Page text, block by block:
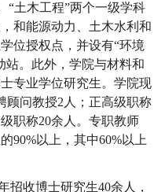
“土木工程”两个一级学科
和能源动力、土木水利和
位授权点，并设有“环境
站。此外，学院与材料和
专业学位研究生。学院现
顾问教授2 人；正高级职称
职称20余人。专职教师
90%以上，其中60%以上
招收博士研究生40余人，